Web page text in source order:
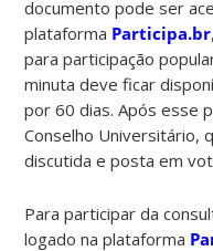
documento pode ser
plataforma Participa.br
para participação
minuta deve ficar
por 60 dias. Após esse
Conselho Universitário,
discutida e posta em
Para participar da
logado na plataforma